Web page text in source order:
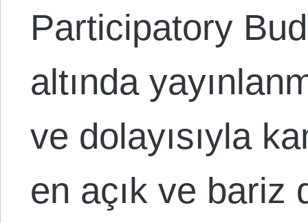
Participatory
altında
ve dolayısıyla
en açık ve bariz